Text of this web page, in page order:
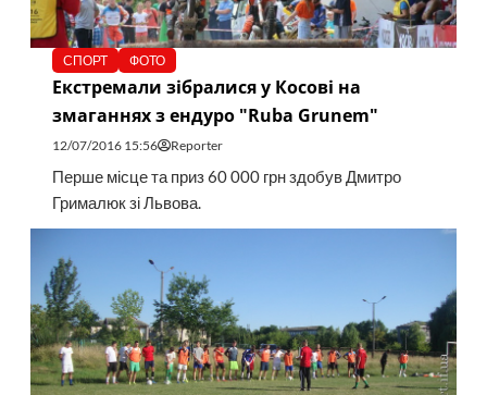
СПОРТ ФОТО
Екстремали зібралися у Косові на
змаганнях з ендуро "Ruba Grunem"
12/07/2016 15:56 Reporter
Перше місце та приз 60 000 грн здобув Дмитро
Грималюк зі Львова.